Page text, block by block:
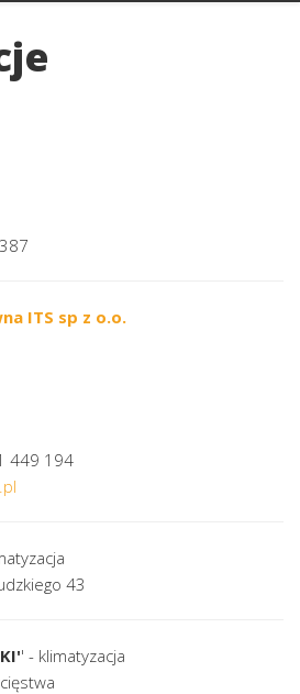
ITS sp z o.o.
449 194
43
' - klimatyzacja